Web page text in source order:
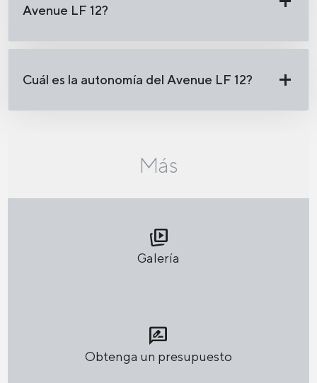
Avenue LF 12?
Cuál es la autonomía del Avenue LF 12?
Más
animated_images
Galería
rate_review
Obtenga un presupuesto